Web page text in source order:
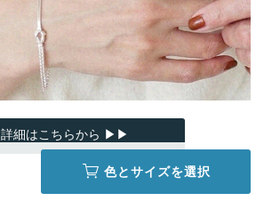
詳細はこちらから ▶▶
色とサイズを選択